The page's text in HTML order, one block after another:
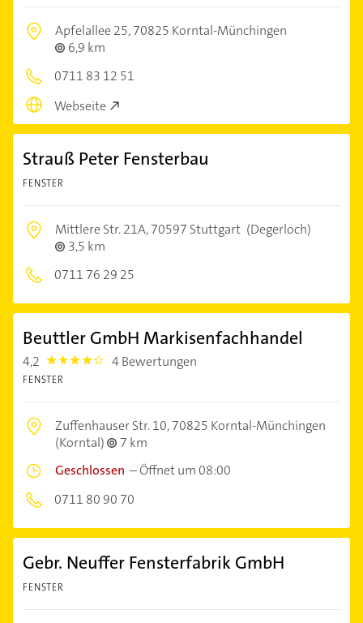
Apfelallee 25,70825 Korntal-Münchingen
6,9 km
0711 83 12 51
Webseite
Strauß Peter Fensterbau
FENSTER
Mittlere Str. 21A,70597 Stuttgart (Degerloch)
3,5 km
0711 76 29 25
Beuttler GmbH Markisenfachhandel
4,2 4.2000003 4 Bewertungen
FENSTER
Zuffenhauser Str. 10,70825 Korntal-Münchingen
(Korntal)
7 km
Geschlossen –Öffnet um 08:00
0711 80 90 70
Gebr. Neuffer Fensterfabrik GmbH
FENSTER